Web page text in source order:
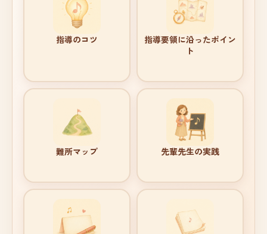
指導のコツ
指導要領に沿ったポイン
ト
難所マップ 先輩先生の実践